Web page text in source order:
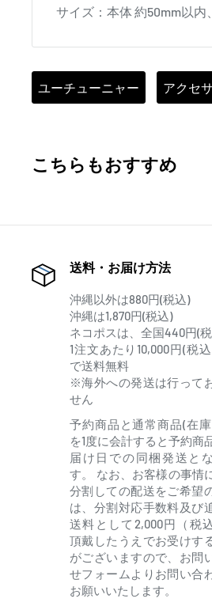
サイズ：本体 約50mm以内
ユーチューニャー アクセ
こちらもおすすめ
送料・お届け方法
沖縄以外は880円(税込)
沖縄は1,870円(税込)
ネコポスは、全国440円(
1注文あたり10,000円(税
で送料無料
※海外への発送は行って
せん
予約商品と通常商品(在
を1度に会計すると予約商
届け日での同梱発送と
す。 なお、お客様の事情
分割しての配送をご希望
は、分割対応手数料及び
送料として2,000円（税
頂戴したうえでお受けす
がございますので、お問
せフォームよりお問い合
お願いいたします。